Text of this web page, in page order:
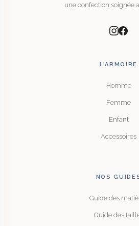
une confection soignée
L'ARMOIRE
Homme
Femme
Enfant
Accessoires
NOS
Guide des
Guide des